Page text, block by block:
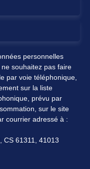
personnelles
souhaitez pas faire
par voie téléphonique,
sur la liste
prévu par
sur le site
courrier adressé à :
CS 61311, 41013